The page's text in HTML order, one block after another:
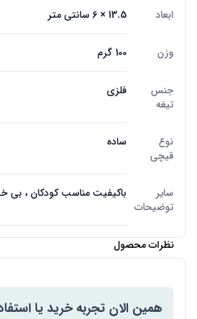
ابعاد 13.5 × 6 سانتی متر
وزن 100 گرم
جنس
تیغه
فلزی
نوع
قیچی
ساده
سایر
توضیحات
باکیفیت مناسب کودکان ، بی
نظرات محصول
همین الان تجربه خرید یا